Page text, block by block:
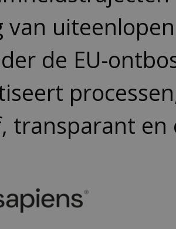
van
de EU-
transparant